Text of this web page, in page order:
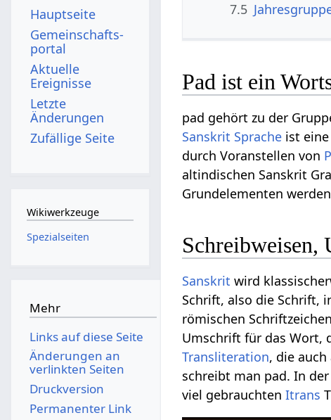
7.5
Pad ist ein
pad gehört zu der
Sanskrit Sprache ist
durch Voranstellen von
altindischen Sanskrit
Grundelementen
Schreibweisen,
Sanskrit wird
Schrift, also die Schrift,
römischen
Umschrift für das Wort,
Transliteration, die
schreibt man pad. In
viel gebrauchtenItrans
Hauptseite
Gemeinschafts­
portal
Aktuelle
Ereignisse
Letzte
Änderungen
Zufällige Seite
Wikiwerkzeuge
Spezialseiten
Mehr
Links auf diese Seite
Änderungen an
verlinkten Seiten
Druckversion
Permanenter Link